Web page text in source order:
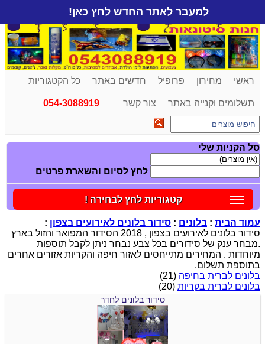
ראשי מחירון פרופיל חדשים באתר כל הקטגוריות
תשלומים וקנייה באתר צור קשר 054-3088919
סל הקניות שלי
לחץ לסיום והשארת פרטים
קטגוריות לחץ לבחירה !
עמוד הבית : בלונים : סידור בלונים לאירועים בצפון :
סידור בלונים לאירועים בצפון , 2018 הסידור המפואר והזול בארץ
.מבחר ענק של סידורים בכל צבע נבחר ניתן לקבל תוספות
מיוחדות . המחירים מתייחסים לאזור חיפה והקריות אזורים אחרים
בתוספת תשלום.
למעבר לאתר החדש לחץ כאן!
בלונים לברית בחיפה (21)
בלונים לברית בקריות (20)
סידור בלונים לחדר